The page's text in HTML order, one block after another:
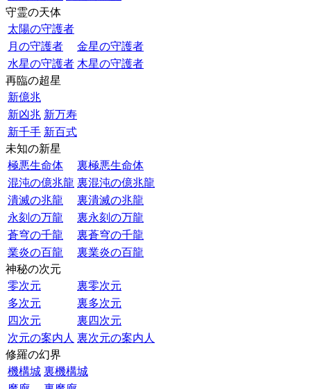
守霊の天体
太陽の守護者
月の守護者
金星の守護者
水星の守護者 木星の守護者
再臨の超星
新億兆
新凶兆 新万寿
新千手 新百式
未知の新星
極悪生命体
裏極悪生命体
混沌の億兆龍 裏混沌の億兆龍
潰滅の兆龍
裏潰滅の兆龍
永刻の万龍
裏永刻の万龍
蒼穹の千龍
裏蒼穹の千龍
業炎の百龍
裏業炎の百龍
神秘の次元
零次元
裏零次元
多次元
裏多次元
四次元
裏四次元
次元の案内人 裏次元の案内人
修羅の幻界
機構城 裏機構城